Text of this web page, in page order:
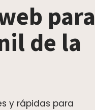
para
de la
y rápidas para